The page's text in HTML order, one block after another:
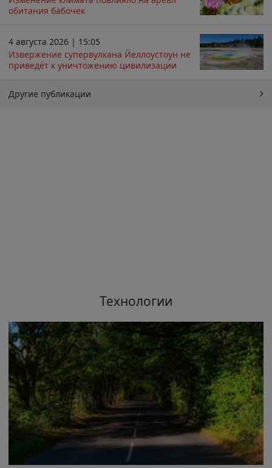
обитания бабочек
4 августа 2026 | 15:05
Извержение супервулкана Йеллоустоун не
приведёт к уничтожению цивилизации
Другие публикации
Технологии